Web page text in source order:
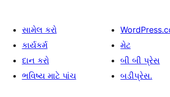
સામેલ કરો
કાર્યકર્મ
દાન કરો
ભવિષ્ય માટે પાંચ
મેટ
બી બી પ્રેસ
બડીપ્રેસ.